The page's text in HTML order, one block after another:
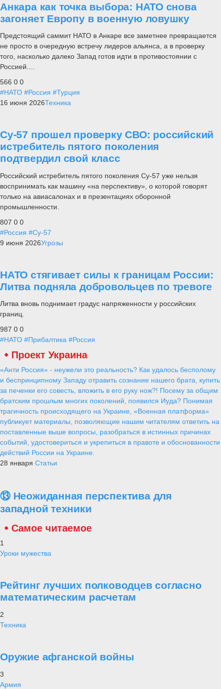
Анкара как точка выбора: НАТО снова
загоняет Европу в военную ловушку
Предстоящий саммит НАТО в Анкаре все заметнее превращается
не просто в очередную встречу лидеров альянса, а в проверку
того, насколько далеко Запад готов идти в противостоянии с
Россией....
566 0 0
#НАТО #Россия #Турция
16 июня 2026Техника
Су-57 прошел проверку СВО: российский
истребитель пятого поколения
подтвердил свой класс
Российский истребитель пятого поколения Су-57 уже нельзя
воспринимать как машину «на перспективу», о которой говорят
только на авиасалонах и в презентациях оборонной
промышленности.
807 0 0
#Россия #Су-57
9 июня 2026Угрозы
НАТО стягивает силы к границам России:
Литва подняла добровольцев по тревоге
Литва вновь поднимает градус напряженности у российских
границ.
987 0 0
#НАТО #Прибалтика #Россия
Проект Украина
«Анти Россия» - неужели это реальность? Как удалось бесполому
и беспринципному Западу отравить сознание нашего брата, купить
за печенки его совесть, вложить в его руку нож?! Посему за общим
братским прошлым многих поколений, появился Иуда? Понимая
трагичность происходящего на Украине, «Военная платформа»
публикует материалы, позволяющие нашим читателям ответить на
поставленные выше вопросы, разобраться в истинных причинах
событий, удостовериться и укрепиться в правоте и обоснованности
действий России на Украине.
28 января Статьи
⑬ Неожиданная перспектива для
западной техники
Самое читаемое
1
Уроки мужества
Рейтинг лучших полководцев согласно
математическим расчетам
2
Техника
Оружие афганской войны
3
Армия